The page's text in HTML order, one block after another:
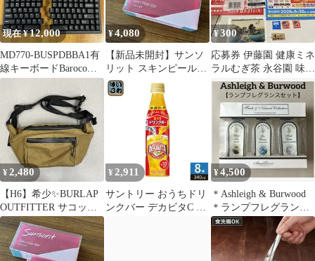
現在 ¥12,000
MD770-BUSPDBBA1有
線キーボードBaroco茶
軸 英語US配列 85
¥4,080
【新品未開封】サンソ
リット スキンピールバ
ー ティートゥリー 赤2
個
¥300
応募券 伊藤園 健康ミネ
ラルむぎ茶 永谷園 味ひ
とすじ キューピー バー
コード
¥2,480
【H6】希少✨BURLAP
OUTFITTER サコッシ
ュ ショルバーバッ
グ 茶
¥ 2,911
サントリー おうちドリ
ンクバー デカビタC 希
¥4,500
＊Ashleigh & Burwood
＊ランプフレグランス
＊【3本セット】送料込